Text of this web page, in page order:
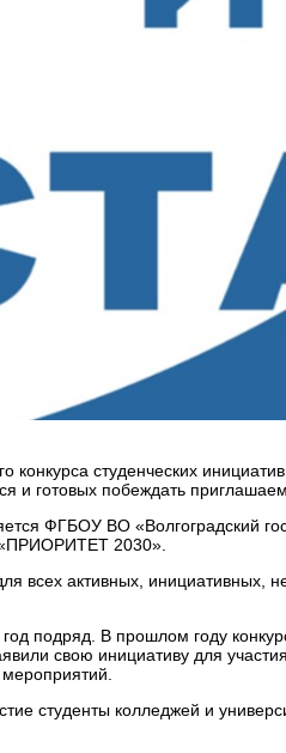
конкурса студенческих
и готовых побеждать
ФГБОУ ВО «Волгоградский
2030».
всех активных, инициативных,
подряд. В прошлом году
свою инициативу для
студенты колледжей и